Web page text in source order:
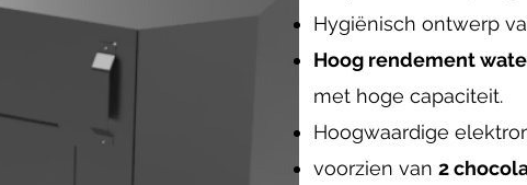
Hygiënisch ontwerp
Hoog rendement
met hoge capaciteit.
Hoogwaardige
voorzien van2